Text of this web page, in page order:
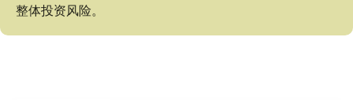
整体投资风险。